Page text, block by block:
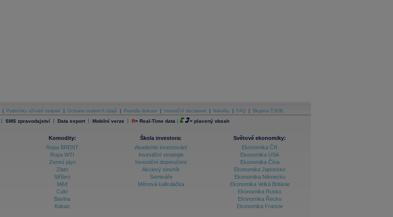
Podmínky užívání stránek Ochrana osobních údajů Pravidla diskuse Investiční disclaimer Náměty FAQ Skupina ČSOB
| SMS zpravodajství | Data export | Mobilní verze | R= Real-Time data | = placený obsah
Komodity:
Ropa BRENT
Ropa WTI
Zemní plyn
Zlato
Stříbro
Měď
Cukr
Bavlna
Kakao
Škola investora:
Akademie investování
Investiční strategie
Investiční doporučení
Akciový slovník
Semináře
Měnová kalkulačka
Světové ekonomiky:
Ekonomika ČR
Ekonomika USA
Ekonomika Čína
Ekonomika Japonsko
Ekonomika Německo
Ekonomika Velká Británie
Ekonomika Rusko
Ekonomika Řecko
Ekonomika Francie